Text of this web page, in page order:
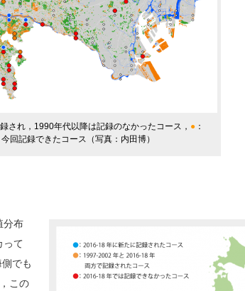
され，1990年代以降は記録のなかったコース， ● ：
今回記録できたコース（写真：内田博）
分布
って
でも
この